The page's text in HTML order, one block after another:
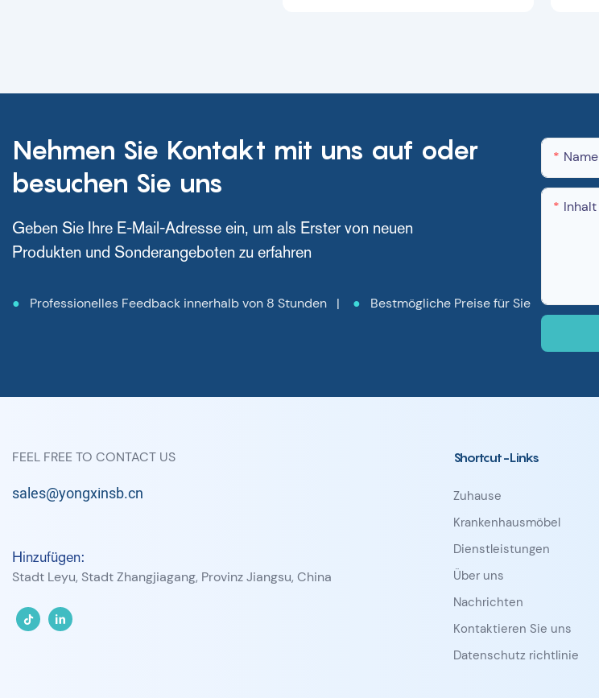
Nehmen Sie Kontakt mit uns auf oder
besuchen Sie uns
Geben Sie Ihre E-Mail-Adresse ein, um als Erster von neuen
Produkten und Sonderangeboten zu erfahren
● Professionelles Feedback innerhalb von 8 Stunden | ● Bestmögliche Preise für Sie
Name
Inhalt
FEEL FREE TO CONTACT US
sales@yongxinsb.cn
Hinzufügen:
Stadt Leyu, Stadt Zhangjiagang, Provinz Jiangsu, China
Shortcut-Links
Zuhause
Krankenhausmöbel
Dienstleistungen
Über uns
Nachrichten
Kontaktieren Sie uns
Datenschutz richtlinie